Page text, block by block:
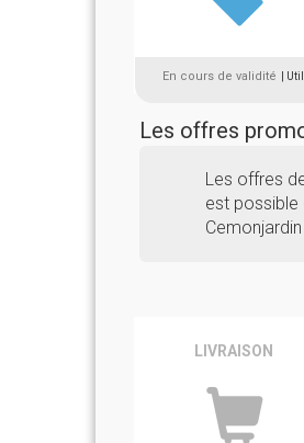
En cours de validité |
Les offres
Les offres
est possible
LIVRAISON